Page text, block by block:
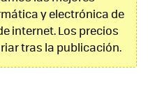
y electrónica de
internet. Los precios
tras la publicación.